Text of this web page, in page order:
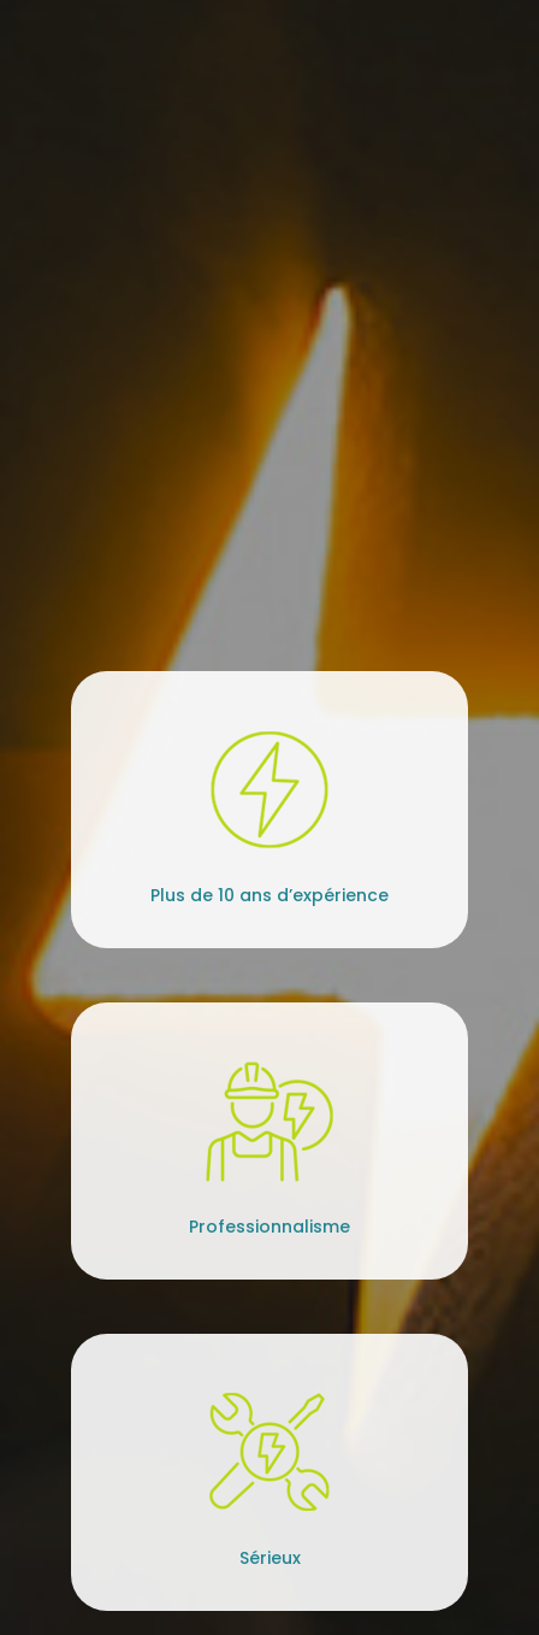
Plus de 10 ans d’expérience
Professionnalisme
Sérieux